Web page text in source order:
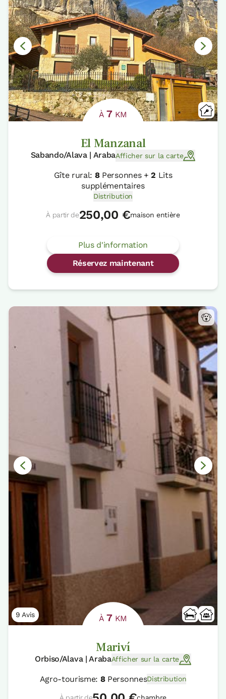
À7 KM
El Manzanal
Sabando/Alava | ArabaAfficher sur la carte
Gîte rural: 8Personnes +2 Lits
supplémentaires
Distribution
À partir de250,00 €maison entière
Plus d'information
Réservez maintenant
9 Avis À7 KM
Mariví
Orbiso/Alava | ArabaAfficher sur la carte
Agro-tourisme: 8PersonnesDistribution
À partir de chambre